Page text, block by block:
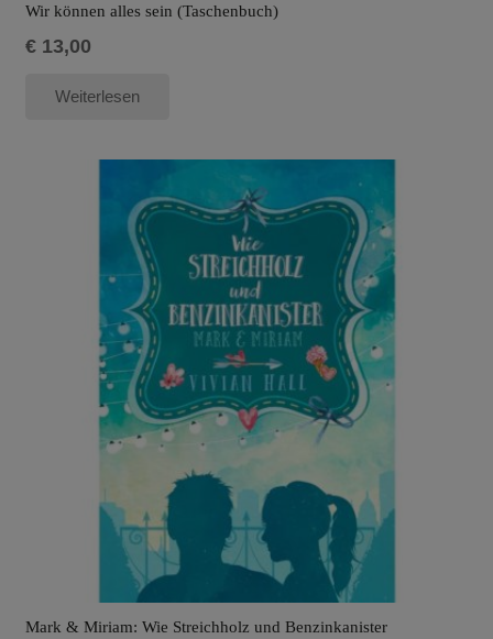
Wir können alles sein (Taschenbuch)
€13,00
Weiterlesen
Mark & Miriam: Wie Streichholz und Benzinkanister